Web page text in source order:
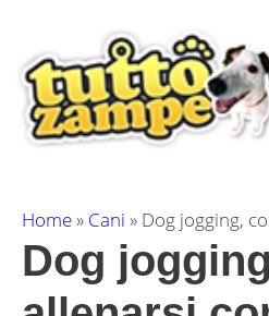
contenuto
Home» Cani » Dog jogging,
Dog